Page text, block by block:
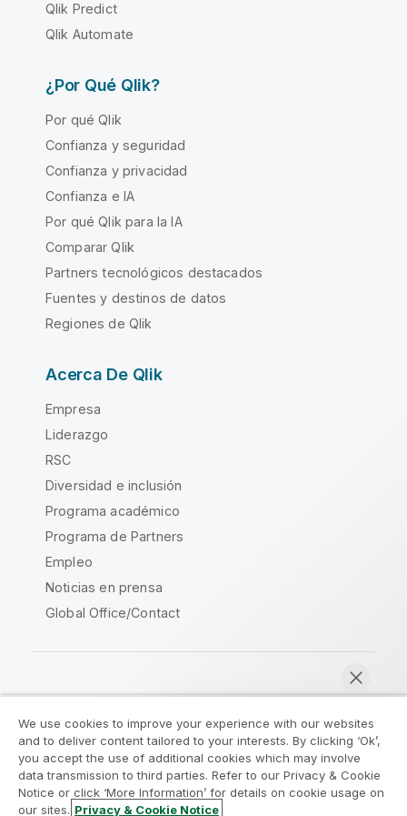
Qlik Predict
Qlik Automate
¿Por Qué Qlik?
Por qué Qlik
Confianza y seguridad
Confianza y privacidad
Confianza e IA
Por qué Qlik para la IA
Comparar Qlik
Partners tecnológicos destacados
Fuentes y destinos de datos
Regiones de Qlik
Acerca De Qlik
Empresa
Liderazgo
RSC
Diversidad e inclusión
Programa académico
Programa de Partners
Empleo
Noticias en prensa
Global Office/Contact
Acuerdos legales
Condiciones del producto
Legal Policies
Política legal
Condiciones de uso
Marcas comerciales
We use cookies to improve your experience with our websites
and to deliver content tailored to your interests. By clicking ‘Ok’,
you accept the use of additional cookies which may involve
data transmission to third parties. Refer to our Privacy & Cookie
Notice or click ‘More Information’ for details on cookie usage on
our sites. Privacy & Cookie Notice